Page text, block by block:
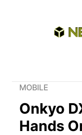
MOBILE
Onkyo
Hands